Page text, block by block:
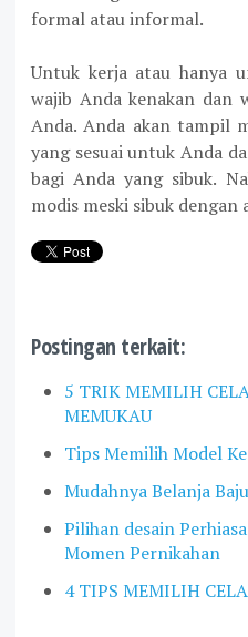
formal atau informal.
Untuk kerja atau hanya
wajib Anda kenakan dan
Anda. Anda akan tampil
yang sesuai untuk Anda
bagi Anda yang sibuk.
modis meski sibuk
Postingan terkait:
5 TRIK MEMILIH
MEMUKAU
Tips Memilih Model
Mudahnya Belanja
Pilihan desain
Momen Pernikahan
4 TIPS MEMILIH